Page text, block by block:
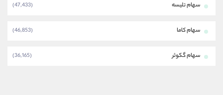
سهام تلیسه (47,433)
سهام کاما (46,853)
سهام گکوثر (36,165)